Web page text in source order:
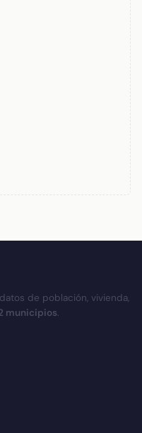
de población, vivienda,
municipios.